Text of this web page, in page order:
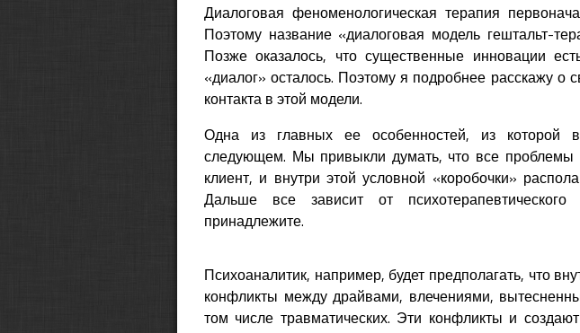
Диалоговая феноменологическая терапия
Поэтому название «диалоговая модель гештальт-
Позже оказалось, что существенные инновации
«диалог» осталось. Поэтому я подробнее расскажу о
контакта в этой модели.
Одна из главных ее особенностей, из которой
следующем. Мы привыкли думать, что все проблемы
клиент, и внутри этой условной «коробочки»
Дальше все зависит от
принадлежите.
Психоаналитик, например, будет предполагать, что
конфликты между драйвами, влечениями,
том числе травматических. Эти конфликты и